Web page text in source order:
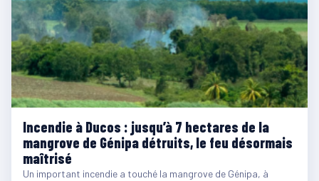
Incendie à Ducos : jusqu’à 7 hectares de la
mangrove de Génipa détruits, le feu désormais
maîtrisé
Un important incendie a touché la mangrove de Génipa, à